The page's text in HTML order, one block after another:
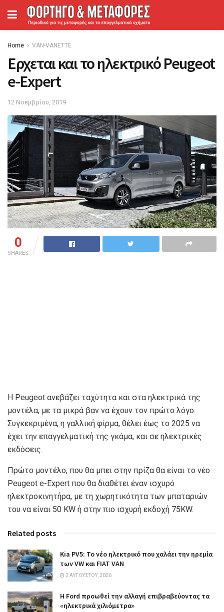
Home VAN-VANETTΕ
Ερχεται και το ηλεκτρικό Peugeot
e-Expert
12 Νοεμβρίου, 2019
0
SHARES
H Peugeot ανεβάζει ταχύτητα και στα ηλεκτρικά της
μοντέλα, με τα μικρά βαν να έχουν τον πρώτο λόγο.
Συγκεκριμένα, η γαλλική φίρμα, θέλει έως το 2025 να
έχει την επαγγελματική της γκάμα, και σε ηλεκτρικές
εκδόσεις.
Πρώτο μοντέλο, που θα μπει στην πρίζα θα είναι το νέο
Peugeot e-Expert που θα διαθέτει έναν ισχυρό
ηλεκτροκινητήρα, με τη χωρητικότητα των μπαταριών
του να είναι 50 KW ή στην πιο ισχυρή εκδοχή 75ΚW.
Related posts
Kia PV5: Το νέο ηλεκτρικό που χαλάει την ηρεμία
των VW και FIAT VAN
2 ΑΥΓΟΎΣΤΟΥ, 2026
Η Ford προωθεί την αλλαγή επιβραβεύοντας τα
«ηλεκτρικά χιλιόμετρα»